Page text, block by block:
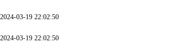
2024-03-19 22:02:50
2024-03-19 22:02:50